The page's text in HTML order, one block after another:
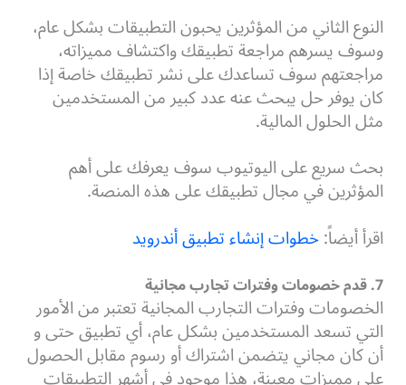
النوع الثاني من المؤثرين يحبون التطبيقات بشكل عام،
وسوف يسرهم مراجعة تطبيقك واكتشاف مميزاته،
مراجعتهم سوف تساعدك على نشر تطبيقك خاصة إذا
كان يوفر حل يبحث عنه عدد كبير من المستخدمين
مثل الحلول المالية.
بحث سريع على اليوتيوب سوف يعرفك على أهم
المؤثرين في مجال تطبيقك على هذه المنصة.
اقرأ أيضاً:خطوات إنشاء تطبيق أندرويد
7. قدم خصومات وفترات تجارب مجانية
الخصومات وفترات التجارب المجانية تعتبر من الأمور
التي تسعد المستخدمين بشكل عام، أي تطبيق حتى و
أن كان مجاني يتضمن اشتراك أو رسوم مقابل الحصول